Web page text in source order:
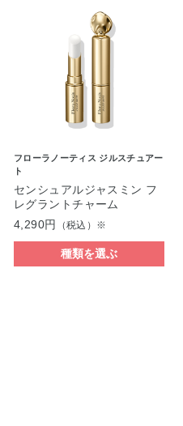
フローラノーティス ジルスチュアー
ト
センシュアルジャスミン フ
レグラントチャーム
4,290円
（税込）※
種類を選ぶ